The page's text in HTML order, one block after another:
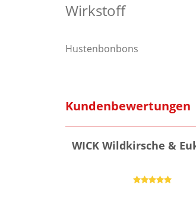
Wirkstoff
Hustenbonbons
Kundenbewertungen
WICK Wildkirsche &